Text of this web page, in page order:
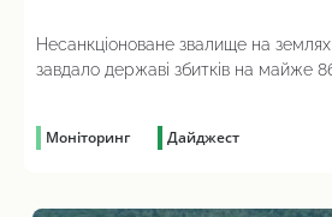
Несанкціоноване звалище на землях
завдало державі збитків на майже
Моніторинг Дайджест